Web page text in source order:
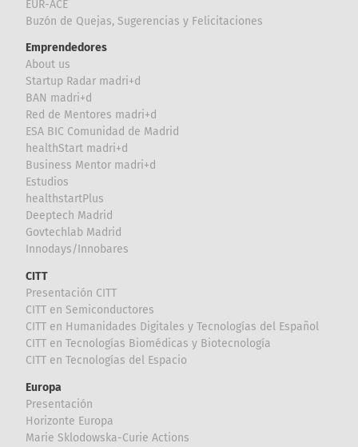
EUR-ACE
Buzón de Quejas, Sugerencias y Felicitaciones
Emprendedores
About us
Startup Radar madri+d
BAN madri+d
Red de Mentores madri+d
ESA BIC Comunidad de Madrid
healthStart madri+d
Business Mentor madri+d
Estudios
healthstartPlus
Deeptech Madrid
Govtechlab Madrid
Innodays/Innobares
CITT
Presentación CITT
CITT en Semiconductores
CITT en Humanidades Digitales y Tecnologías del Español
CITT en Tecnologías Biomédicas y Biotecnología
CITT en Tecnologías del Espacio
Europa
Presentación
Horizonte Europa
Marie Sklodowska-Curie Actions